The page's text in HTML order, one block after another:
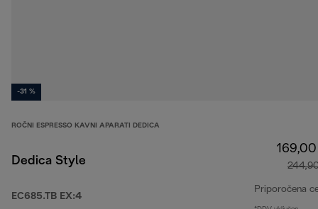
-31 %
ROČNI ESPRESSO KAVNI APARATI DEDICA
Dedica Style
EC685.TB EX:4
Priporočena